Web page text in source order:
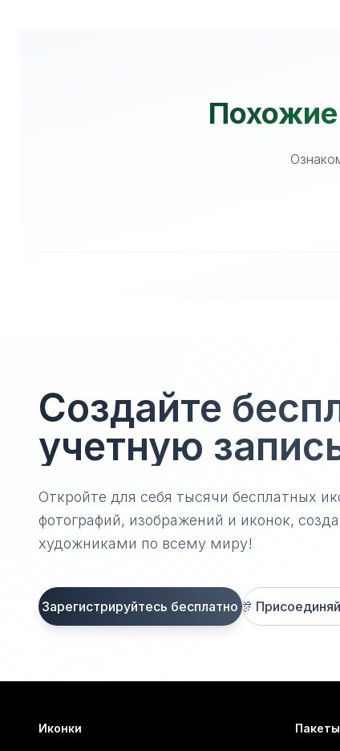
Создайте
учетную
Откройте для себя тысячи бесплатных
фотографий, изображений и иконок,
художниками по всему миру!
Зарегистрируйтесь бесплатно 🎊
Иконки